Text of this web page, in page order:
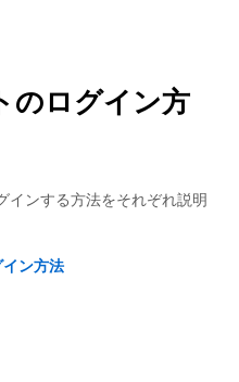
のログイン方
インする方法をそれぞれ説明
ン方法